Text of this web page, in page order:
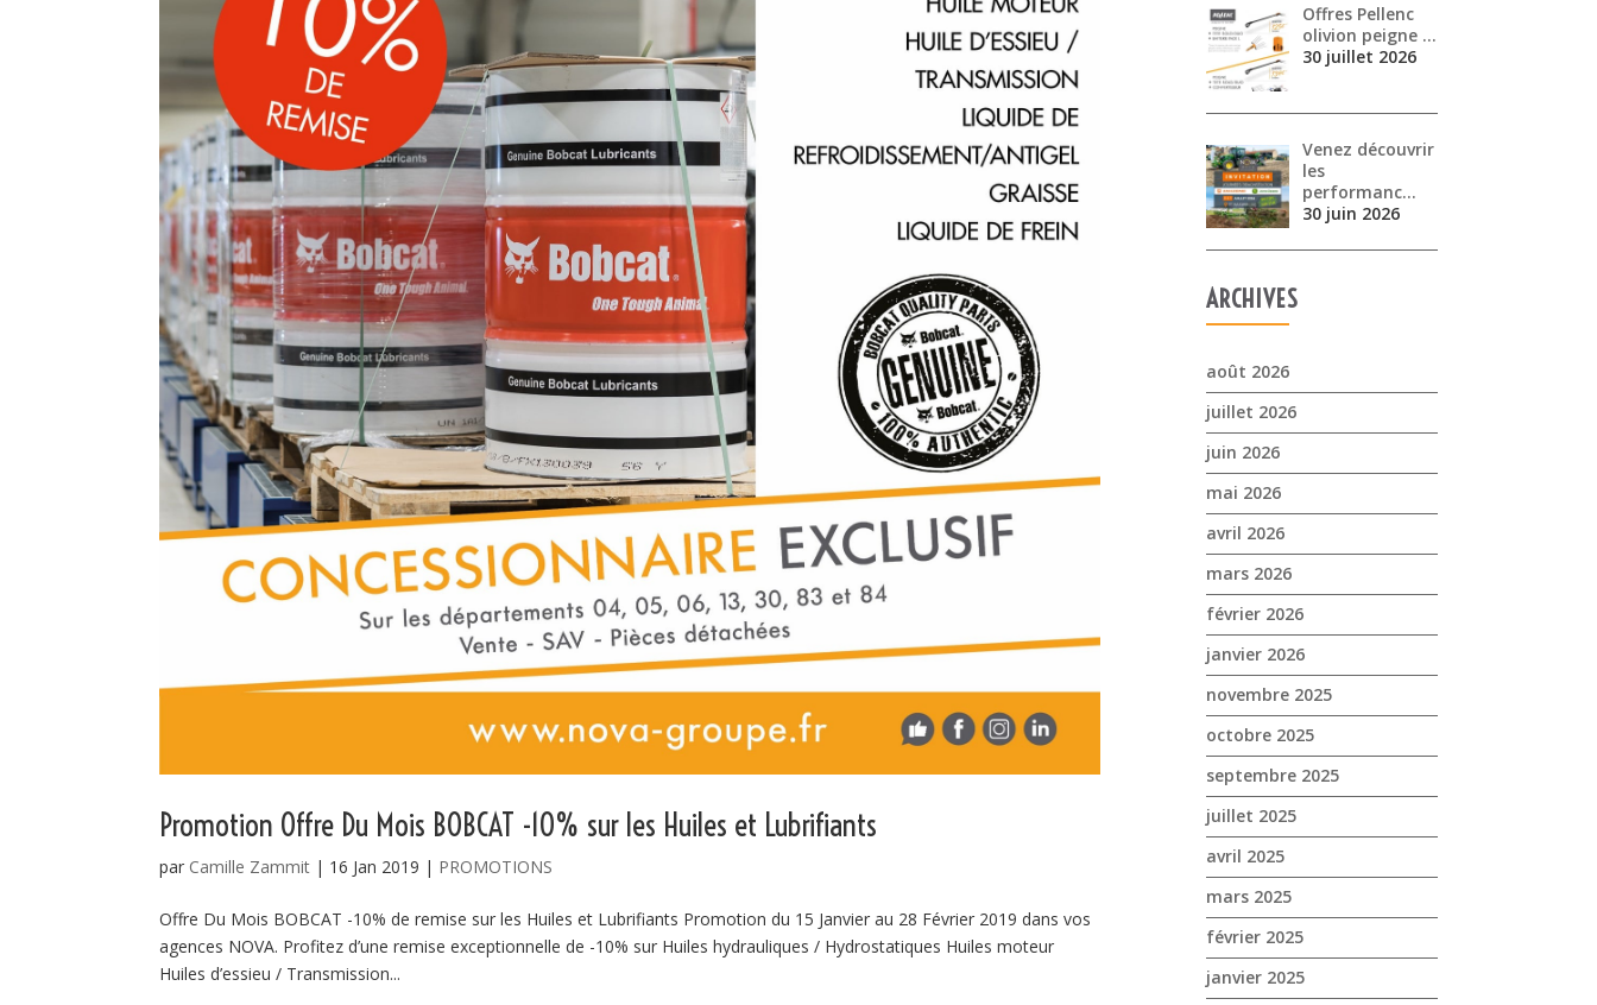
Promotion Offre Du Mois BOBCAT -10% sur les Huiles et Lubrifiants
par Camille Zammit | 16 Jan 2019 | PROMOTIONS
Offre Du Mois BOBCAT -10% de remise sur les Huiles et Lubrifiants Promotion du 15 Janvier au 28 Février 2019 dans vos
agences NOVA. Profitez d’une remise exceptionnelle de -10% sur Huiles hydrauliques / Hydrostatiques Huiles moteur
Huiles d’essieu / Transmission...
Offres Pellenc
olivion peigne …
30 juillet 2026
Venez découvrir
les
performanc…
30 juin 2026
ARCHIVES
août 2026
juillet 2026
juin 2026
mai 2026
avril 2026
mars 2026
février 2026
janvier 2026
novembre 2025
octobre 2025
septembre 2025
juillet 2025
avril 2025
mars 2025
février 2025
janvier 2025